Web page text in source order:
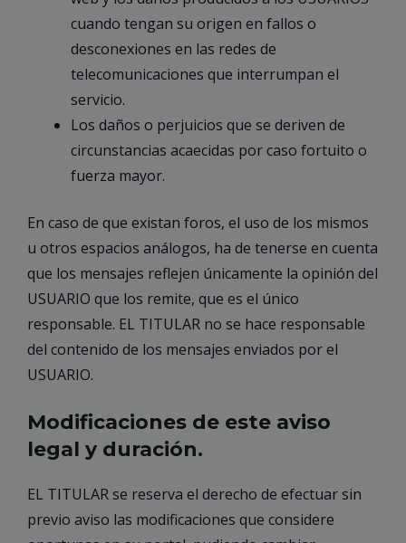
cuando tengan su origen en fallos o
desconexiones en las redes de
telecomunicaciones que interrumpan el
servicio.
Los daños o perjuicios que se deriven de
circunstancias acaecidas por caso fortuito o
fuerza mayor.
En caso de que existan foros, el uso de los mismos
u otros espacios análogos, ha de tenerse en cuenta
que los mensajes reflejen únicamente la opinión del
USUARIO que los remite, que es el único
responsable. EL TITULAR no se hace responsable
del contenido de los mensajes enviados por el
USUARIO.
Modificaciones de este aviso
legal y duración.
EL TITULAR se reserva el derecho de efectuar sin
previo aviso las modificaciones que considere